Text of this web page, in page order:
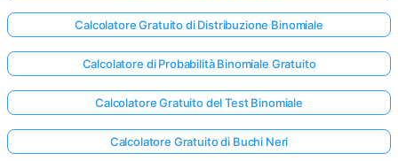
Calcolatore Gratuito di Distribuzione Binomiale
Calcolatore di Probabilità Binomiale Gratuito
Calcolatore Gratuito del Test Binomiale
Calcolatore Gratuito di Buchi Neri